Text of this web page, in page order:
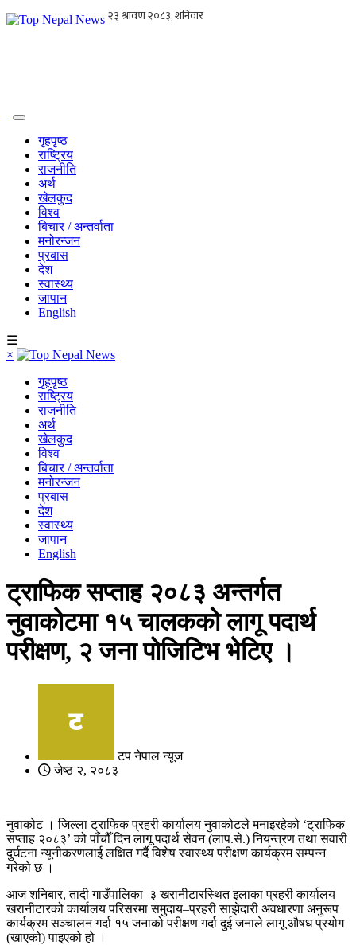
गृहपृष्ठ
राष्ट्रिय
राजनीति
अर्थ
खेलकुद
विश्व
बिचार / अन्तर्वाता
मनोरन्जन
प्रबास
देश
स्वास्थ्य
जापान
English
☰
×
गृहपृष्ठ
राष्ट्रिय
राजनीति
अर्थ
खेलकुद
विश्व
बिचार / अन्तर्वाता
मनोरन्जन
प्रबास
देश
स्वास्थ्य
जापान
English
ट्राफिक सप्ताह २०८३ अन्तर्गत
नुवाकोटमा १५ चालकको लागू पदार्थ
परीक्षण, २ जना पोजिटिभ भेटिए ।
टप नेपाल न्यूज
जेष्ठ २, २०८३
नुवाकोट । जिल्ला ट्राफिक प्रहरी कार्यालय नुवाकोटले मनाइरहेको ‘ट्राफिक
सप्ताह २०८३’ को पाँचौँ दिन लागू पदार्थ सेवन (लाप.से.) नियन्त्रण तथा सवारी
दुर्घटना न्यूनीकरणलाई लक्षित गर्दै विशेष स्वास्थ्य परीक्षण कार्यक्रम सम्पन्न
गरेको छ ।
आज शनिबार, तादी गाउँपालिका–३ खरानीटारस्थित इलाका प्रहरी कार्यालय
खरानीटारको कार्यालय परिसरमा समुदाय–प्रहरी साझेदारी अवधारणा अनुरूप
कार्यक्रम सञ्चालन गर्दा १५ जनाको परीक्षण गर्दा दुई जनाले लागू औषध प्रयोग
(खाएको) पाइएको हो ।